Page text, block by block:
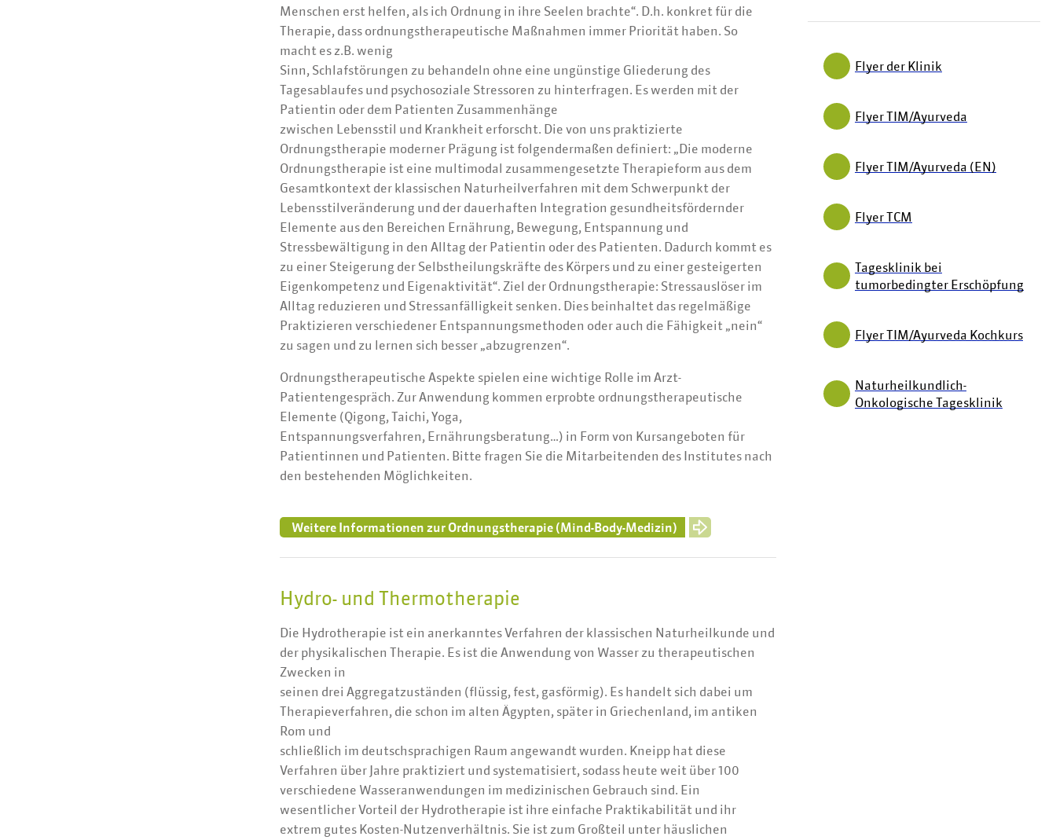
Menschen erst helfen, als ich Ordnung in ihre Seelen brachte“. D.h. konkret für die
Therapie, dass ordnungstherapeutische Maßnahmen immer Priorität haben. So
macht es z.B. wenig
Sinn, Schlafstörungen zu behandeln ohne eine ungünstige Gliederung des
Tagesablaufes und psychosoziale Stressoren zu hinterfragen. Es werden mit der
Patientin oder dem Patienten Zusammenhänge
zwischen Lebensstil und Krankheit erforscht. Die von uns praktizierte
Ordnungstherapie moderner Prägung ist folgendermaßen definiert: „Die moderne
Ordnungstherapie ist eine multimodal zusammengesetzte Therapieform aus dem
Gesamtkontext der klassischen Naturheilverfahren mit dem Schwerpunkt der
Lebensstilveränderung und der dauerhaften Integration gesundheitsfördernder
Elemente aus den Bereichen Ernährung, Bewegung, Entspannung und
Stressbewältigung in den Alltag der Patientin oder des Patienten. Dadurch kommt es
zu einer Steigerung der Selbstheilungskräfte des Körpers und zu einer gesteigerten
Eigenkompetenz und Eigenaktivität“. Ziel der Ordnungstherapie: Stressauslöser im
Alltag reduzieren und Stressanfälligkeit senken. Dies beinhaltet das regelmäßige
Praktizieren verschiedener Entspannungsmethoden oder auch die Fähigkeit „nein“
zu sagen und zu lernen sich besser „abzugrenzen“.
Ordnungstherapeutische Aspekte spielen eine wichtige Rolle im Arzt-
Patientengespräch. Zur Anwendung kommen erprobte ordnungstherapeutische
Elemente (Qigong, Taichi, Yoga,
Entspannungsverfahren, Ernährungsberatung…) in Form von Kursangeboten für
Patientinnen und Patienten. Bitte fragen Sie die Mitarbeitenden des Institutes nach
den bestehenden Möglichkeiten.
Weitere Informationen zur Ordnungstherapie (Mind-Body-Medizin)
Hydro- und Thermotherapie
Die Hydrotherapie ist ein anerkanntes Verfahren der klassischen Naturheilkunde und
der physikalischen Therapie. Es ist die Anwendung von Wasser zu therapeutischen
Zwecken in
seinen drei Aggregatzuständen (flüssig, fest, gasförmig). Es handelt sich dabei um
Therapieverfahren, die schon im alten Ägypten, später in Griechenland, im antiken
Rom und
schließlich im deutschsprachigen Raum angewandt wurden. Kneipp hat diese
Verfahren über Jahre praktiziert und systematisiert, sodass heute weit über 100
verschiedene Wasseranwendungen im medizinischen Gebrauch sind. Ein
wesentlicher Vorteil der Hydrotherapie ist ihre einfache Praktikabilität und ihr
extrem gutes Kosten-Nutzenverhältnis. Sie ist zum Großteil unter häuslichen
Flyer der Klinik
Flyer TIM/Ayurveda
Flyer TIM/Ayurveda (EN)
Flyer TCM
Tagesklinik bei
tumorbedingter Erschöpfung
Flyer TIM/Ayurveda Kochkurs
Naturheilkundlich-
Onkologische Tagesklinik